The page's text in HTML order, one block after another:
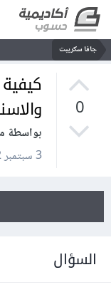
جافا سكريبت
0
بواسطة
3 سبتمبر 2022
السؤال